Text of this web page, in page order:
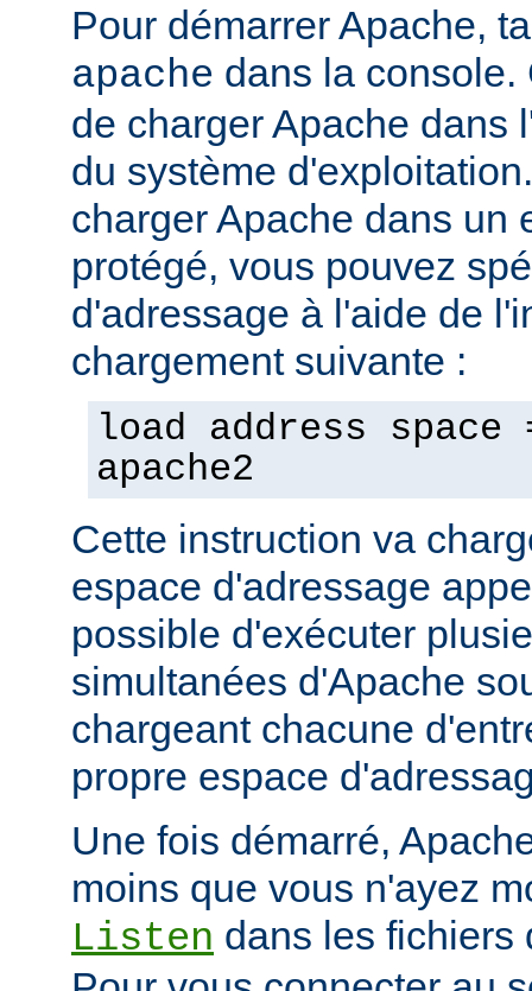
Pour démarrer Apache,
apache dans la console.
de charger Apache dans
du système
charger Apache dans un
protégé, vous pouvez
d'adressage à l'aide de
chargement suivante :
load address space
apache2
Cette instruction va
espace d'adressage
possible d'exécuter
simultanées d'Apache
chargeant chacune
propre espace
Une fois démarré,
moins que vous n'ayez
Listen dans les fichiers